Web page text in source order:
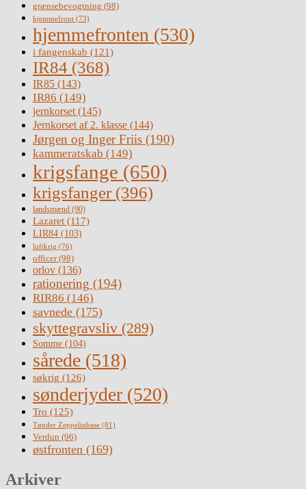
grænsebevogtning (98)
hjemmefront (73)
hjemmefronten (530)
i fangenskab (121)
IR84 (368)
IR85 (143)
IR86 (149)
jernkorset(145)
Jernkorset af 2. klasse (144)
Jørgen og Inger Friis (190)
kammeratskab (149)
krigsfange (650)
krigsfanger (396)
landsmænd (90)
Lazaret (117)
LIR84 (103)
luftkrig (76)
officer(98)
orlov (136)
rationering (194)
RIR86 (146)
savnede (175)
skyttegravsliv (289)
Somme (104)
sårede (518)
søkrig (126)
sønderjyder (520)
Tro (125)
Tønder Zeppelinbase (81)
Verdun (96)
østfronten (169)
Arkiver